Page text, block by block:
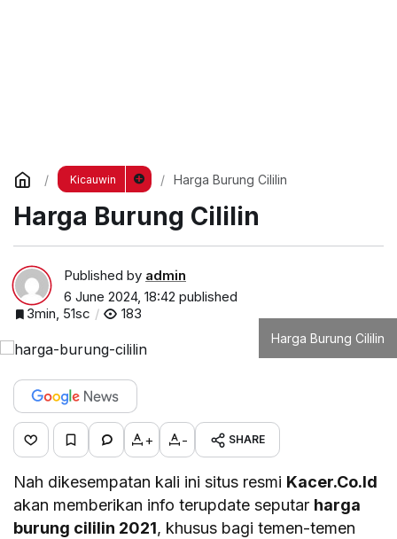
Kicauwin Harga Burung Cililin
Harga Burung Cililin
Published by admin
6 June 2024, 18:42 published
3min, 51sc
183
Harga Burung Cililin
+ - SHARE
Nah dikesempatan kali ini situs resmi Kacer.Co.Id
akan memberikan info terupdate seputar harga
burung cililin 2021, khusus bagi temen-temen